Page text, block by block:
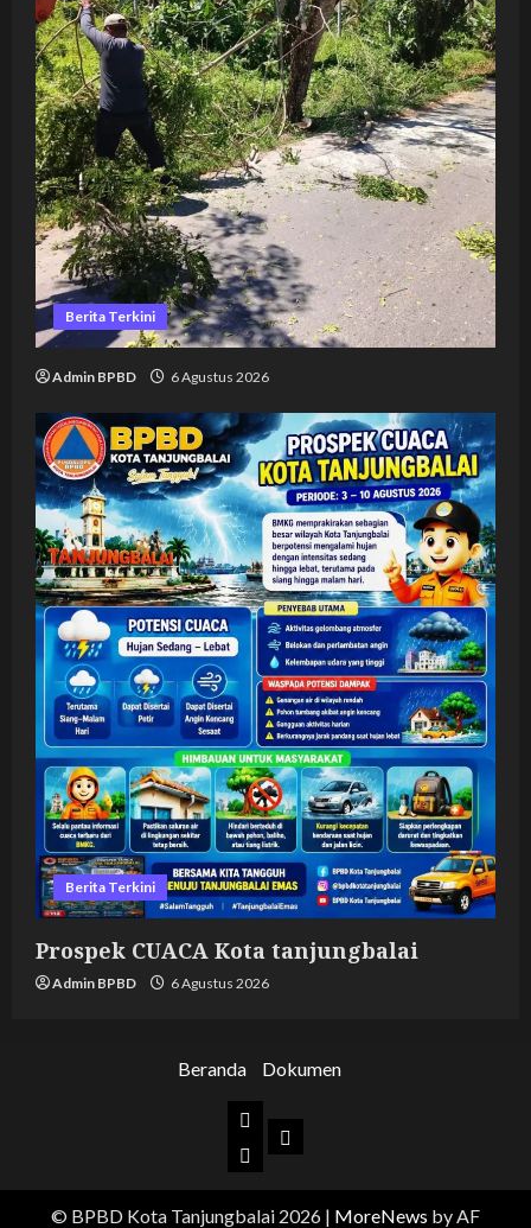
Berita Terkini
Admin BPBD 6 Agustus 2026
Berita Terkini
Prospek CUACA Kota tanjungbalai
Admin BPBD 6 Agustus 2026
Beranda Dokumen
Beranda
BPBD
Kota
Tanjungbalai
Dokumen
© BPBD Kota Tanjungbalai 2026 | MoreNews by AF